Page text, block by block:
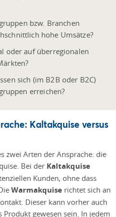
bzw. Branchen
hohe Umsätze?
oder auf überregionalen
sich (im B2B oder B2C)
erreichen?
Kaltakquise versus
zwei Arten der Ansprache: die
Bei der Kaltakquise
Kunden, ohne dass
Warmakquise richtet sich an
Dieser kann vorher auch
gewesen sein. In jedem